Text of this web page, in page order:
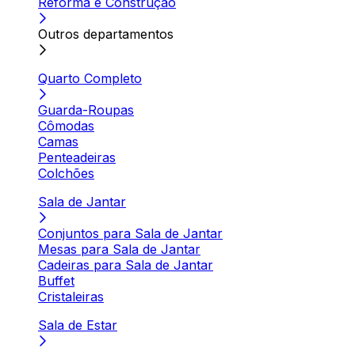
Outros departamentos
Quarto Completo
Guarda-Roupas
Cômodas
Camas
Penteadeiras
Colchões
Sala de Jantar
Conjuntos para Sala de Jantar
Mesas para Sala de Jantar
Cadeiras para Sala de Jantar
Buffet
Cristaleiras
Sala de Estar